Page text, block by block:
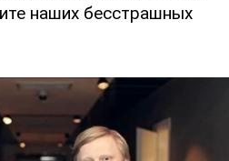
наших бесстрашных